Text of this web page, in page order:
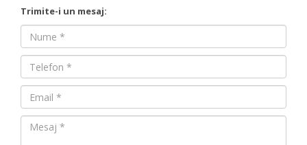
Trimite-i un mesaj:
Nume
Nume
Email
Mesaj